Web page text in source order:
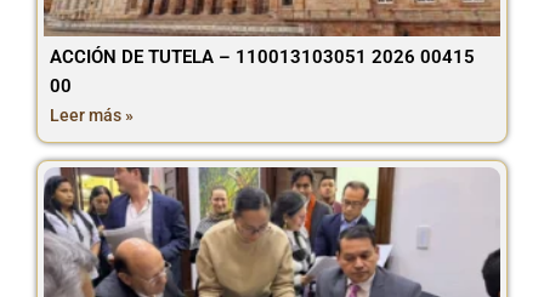
ACCIÓN DE TUTELA – 110013103051 2026 00415
00
Leer más »